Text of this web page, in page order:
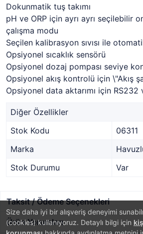
Size daha iyi bir alışveriş deneyimi
(cookies) kullanıyoruz. Detaylı bilgi için
Dokunmatik tuş takımı
pH ve ORP için ayrı ayrı seçilebilir
çalışma modu
Seçilen kalibrasyon sıvısı ile
Opsiyonel sıcaklık sensörü
Opsiyonel dozaj pompası seviye
Opsiyonel akış kontrolü için \"Akış
Opsiyonel data aktarımı için RS232
Diğer Özellikler
Stok Kodu
06311
Marka
Stok Durumu
Var
Taksit / Ödeme Seçenekleri
Ürün Yorumları